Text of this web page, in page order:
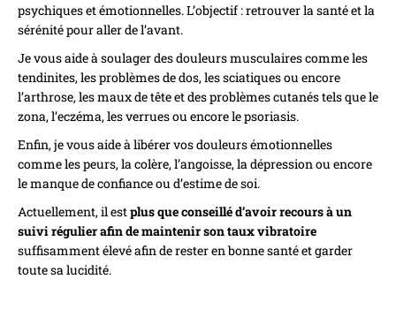
psychiques et émotionnelles. L’objectif : retrouver la santé et la
sérénité pour aller de l’avant.
Je vous aide à soulager des douleurs musculaires comme les
tendinites, les problèmes de dos, les sciatiques ou encore
l’arthrose,les maux de têteet des problèmes cutanés tels que le
zona, l’eczéma, les verrues ou encore le psoriasis.
Enfin, je vous aide à libérer vos douleurs émotionnelles
comme les peurs, la colère, l’angoisse, la dépression ou encore
le manque de confiance ou d’estime de soi.
Actuellement, il estplus que conseillé d’avoir recours à un
suivi régulier afin de maintenir son taux vibratoire
suffisamment élevé afin de rester en bonne santé et garder
toute sa lucidité.